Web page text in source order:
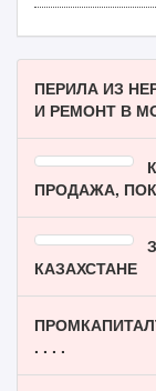
ПЕРИЛА ИЗ
И РЕМОНТ В
ПРОДАЖА,
КАЗАХСТАНЕ
. . . .